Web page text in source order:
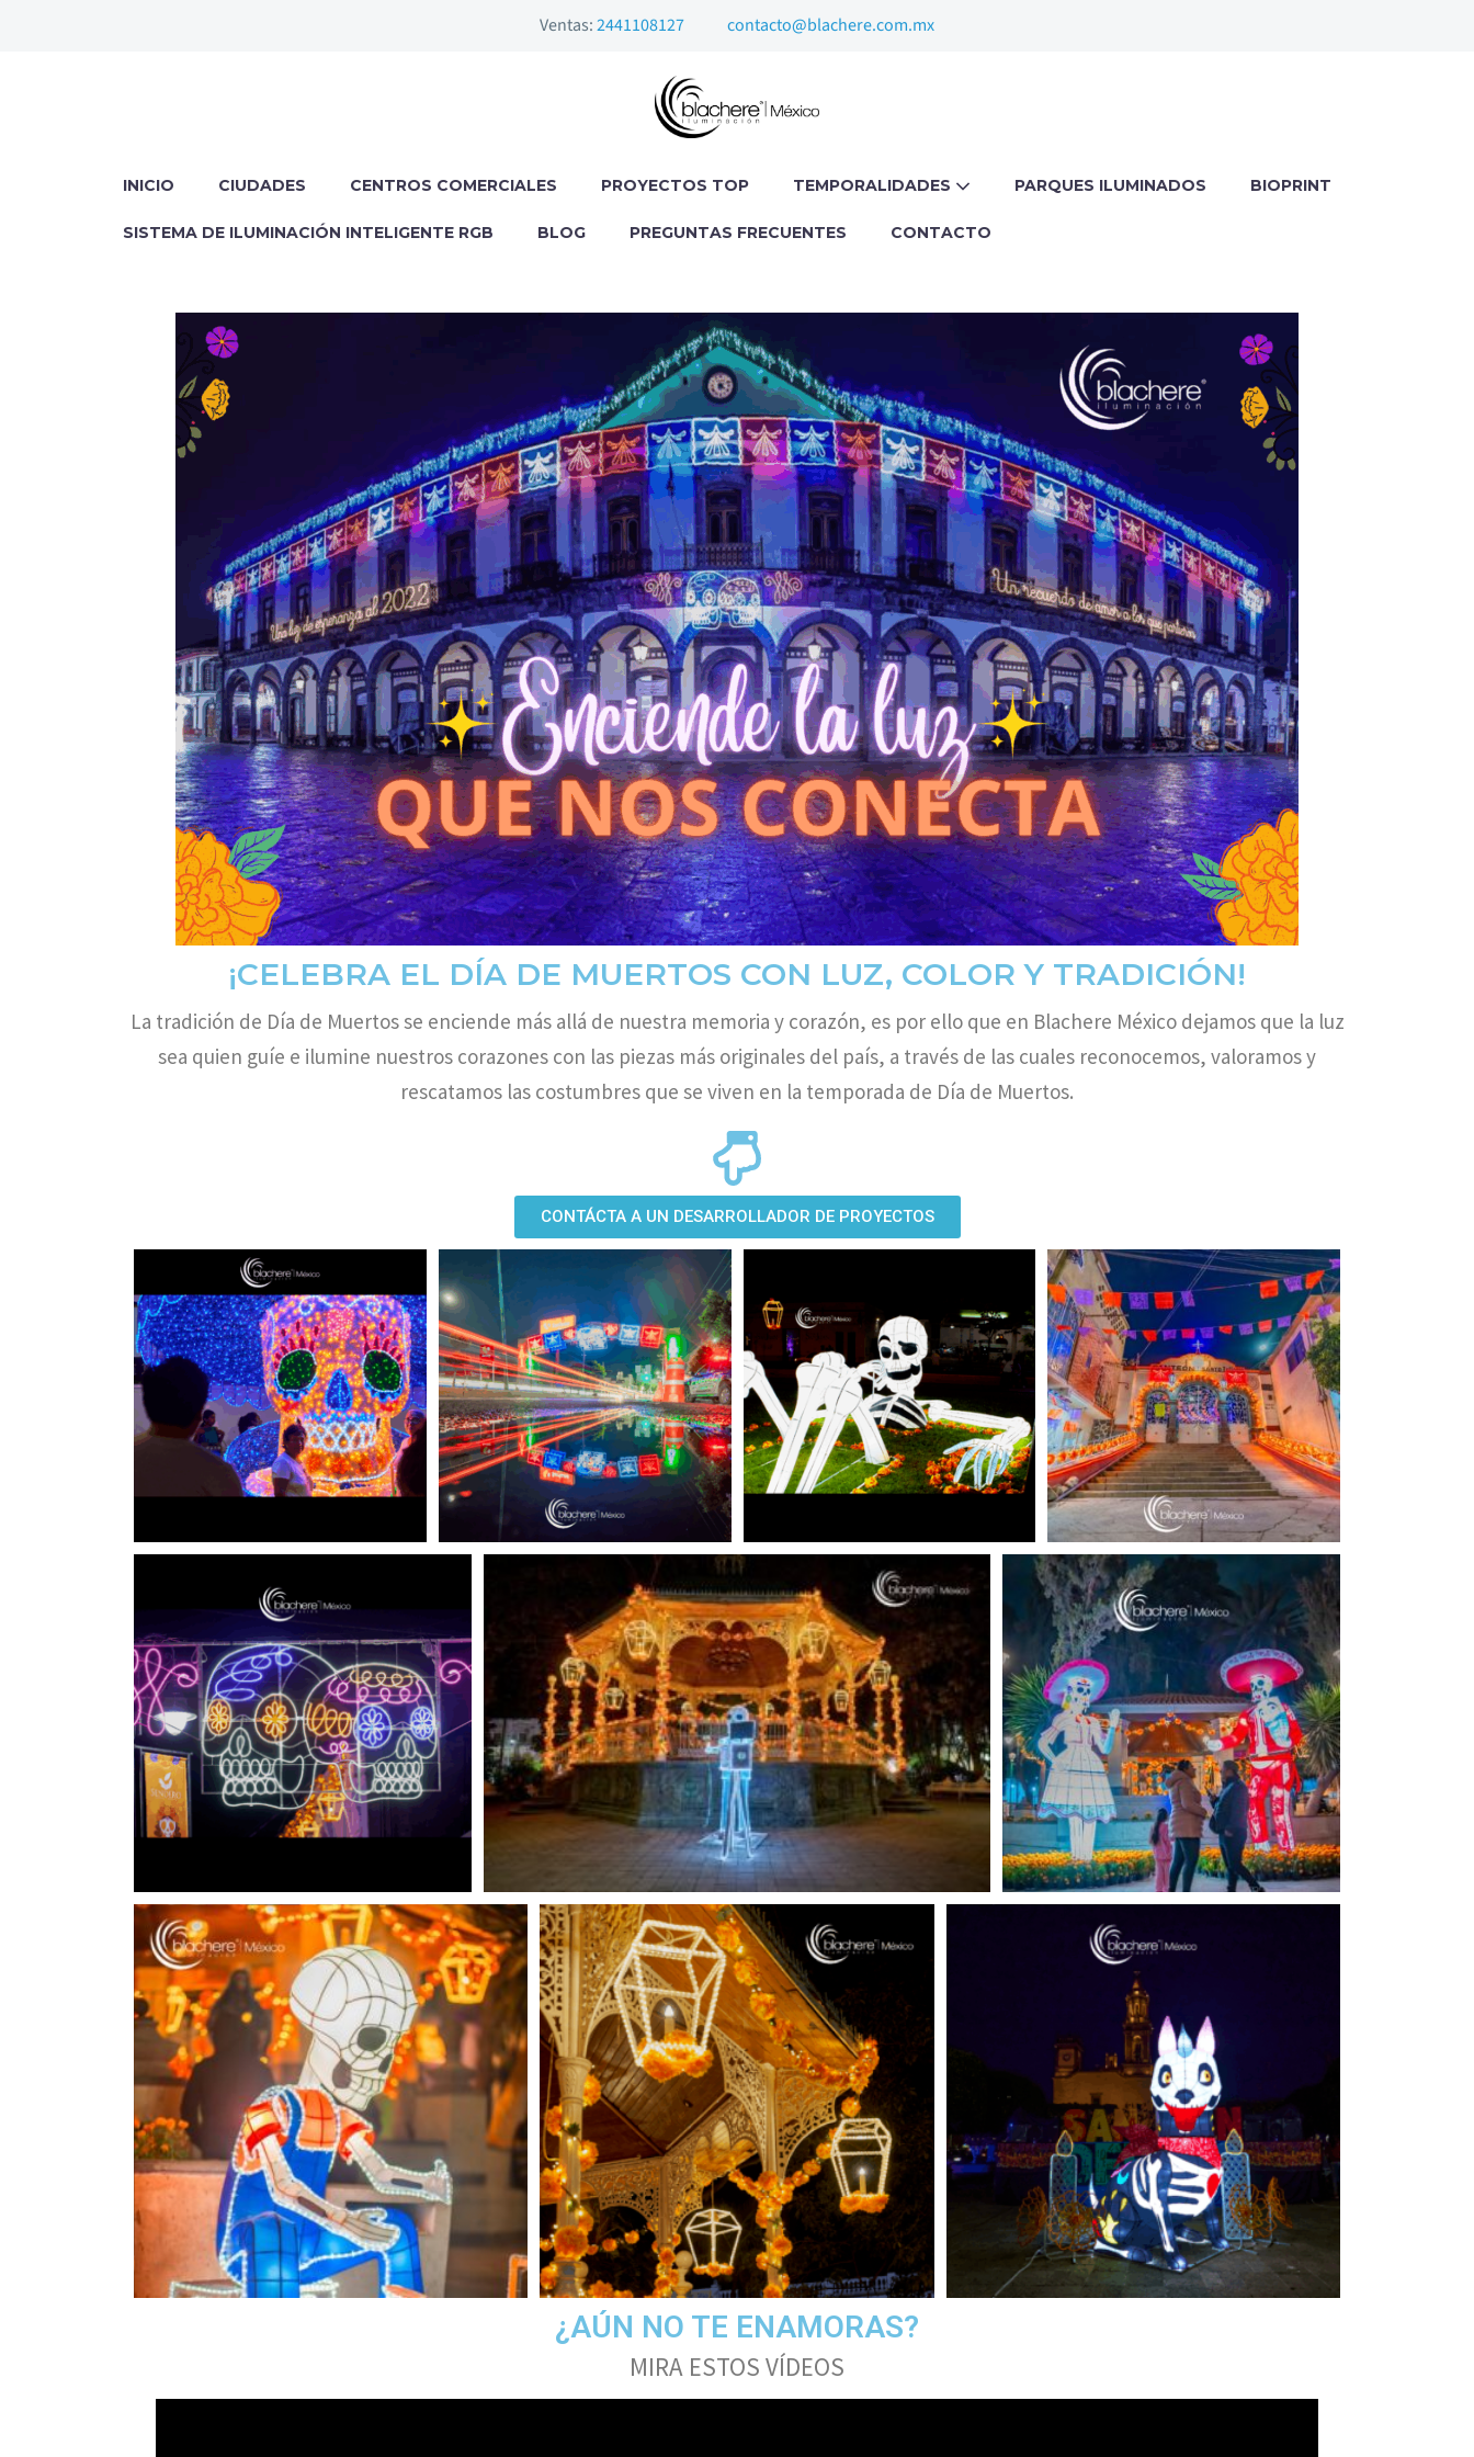
Ventas:2441108127 contacto@blachere.com.mx
INICIO CIUDADES CENTROS COMERCIALES PROYECTOS TOP TEMPORALIDADES PARQUES ILUMINADOS BIOPRINT
SISTEMA DE ILUMINACIÓN INTELIGENTE RGB BLOG PREGUNTAS FRECUENTES CONTACTO
¡CELEBRA EL DÍA DE MUERTOS CON LUZ, COLOR Y TRADICIÓN!
La tradición de Día de Muertos se enciende más allá de nuestra memoria y corazón, es por ello que en Blachere México dejamos que la luz
sea quien guíe e ilumine nuestros corazones con las piezas más originales del país, a través de las cuales reconocemos, valoramos y
rescatamos las costumbres que se viven en la temporada de Día de Muertos.
CONTÁCTA A UN DESARROLLADOR DE PROYECTOS
¿AÚN NO TE ENAMORAS?
MIRA ESTOS VÍDEOS